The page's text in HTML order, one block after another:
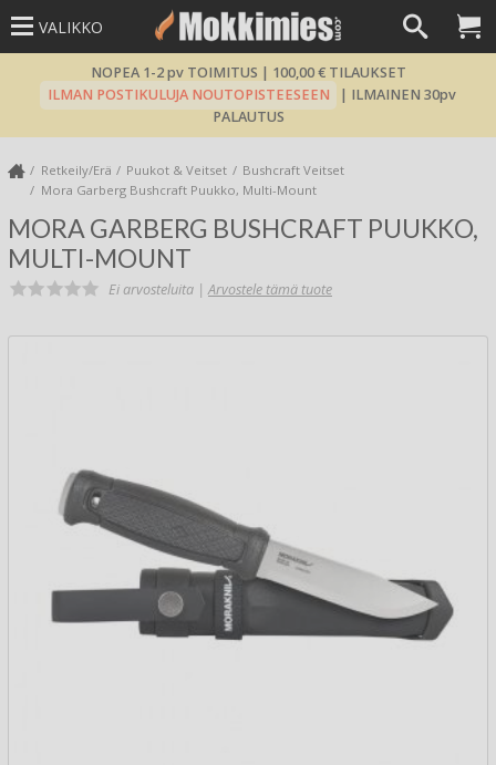
VALIKKO
NOPEA 1-2 pv TOIMITUS | 100,00 € TILAUKSET
ILMAN POSTIKULUJA NOUTOPISTEESEEN
| ILMAINEN 30pv
PALAUTUS
Retkeily/Erä Puukot & Veitset
Bushcraft Veitset
Mora Garberg Bushcraft Puukko, Multi-Mount
MORA GARBERG BUSHCRAFT PUUKKO,
MULTI-MOUNT
Ei arvosteluita |Arvostele tämä tuote